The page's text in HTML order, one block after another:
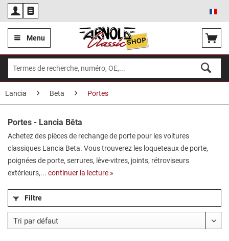
Menu
Lancia Beta Portes
Portes - Lancia Bêta
Achetez des pièces de rechange de porte pour les voitures
classiques Lancia Beta. Vous trouverez les loqueteaux de porte,
poignées de porte, serrures, lève-vitres, joints, rétroviseurs
extérieurs,... continuer la lecture »
Filtre